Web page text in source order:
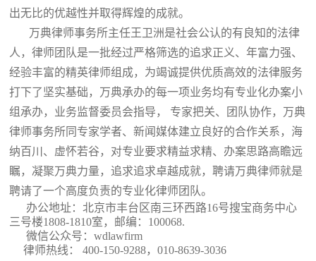
出无比的优越性并取得辉煌的成就。
万典律师事务所主任王卫洲是社会公认的有良知的法律
人，律师团队是一批经过严格筛选的追求正义、年富力强、
经验丰富的精英律师组成，为竭诚提供优质高效的法律服务
打下了坚实基础，万典承办的每一项业务均有专业化办案小
组承办，业务监督委员会指导， 专家把关、团队协作，万典
律师事务所同专家学者、新闻媒体建立良好的合作关系，海
纳百川、虚怀若谷，对专业要求精益求精、办案思路高瞻远
瞩，凝聚万典力量，追求追求卓越成就，聘请万典律师就是
聘请了一个高度负责的专业化律师团队。
办公地址：北京市丰台区南三环西路16号搜宝商务中心
三号楼1808-1810室 ，邮编：100068.
微信公众号：wdlawfirm
律师热线： 400-150-9288，010-8639-3036